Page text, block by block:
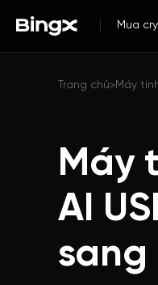
Mua
Trang chủ>Máy
Máy
AI
sang